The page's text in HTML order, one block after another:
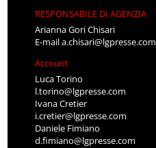
RESPONSABILE DI AGENZIA
Arianna Gori Chisari
E-maila.chisari@lgpresse.com
Account
Luca Torino
l.torino@lgpresse.com
Ivana Cretier
i.cretier@lgpresse.com
Daniele Fimiano
d.fimiano@lgpresse.com